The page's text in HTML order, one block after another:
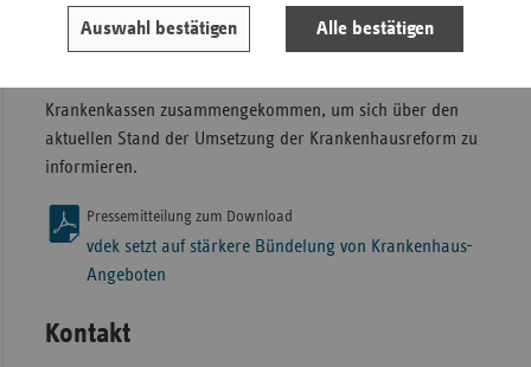
Auswahl bestätigen Alle bestätigen
und qualitativ hochwertige Versorgung gesichert bleibt.“
Zum Ersatzkassenforum waren in Hannover rund 60
Krankenkassen zusammengekommen, um sich über den
aktuellen Stand der Umsetzung der Krankenhausreform zu
informieren.
Pressemitteilung zum Download
vdek setzt auf stärkere Bündelung von Krankenhaus-
Angeboten
Kontakt